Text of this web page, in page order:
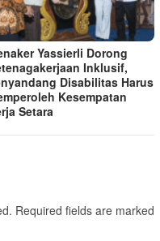
Yassierli Dorong
Inklusif,
Disabilitas Harus
Kesempatan
Setara
Required fields are marked